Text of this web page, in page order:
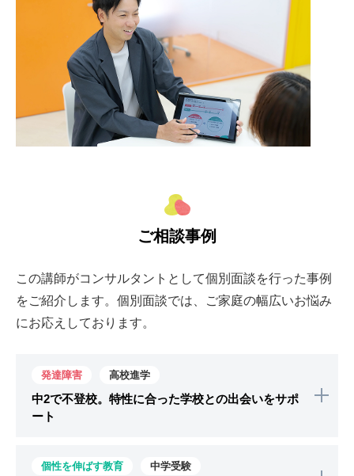
ご相談事例
この講師がコンサルタントとして個別面談を行った事例
をご紹介します。個別面談では、ご家庭の幅広いお悩み
にお応えしております。
発達障害 高校進学
中2で不登校。特性に合った学校との出会いをサポ
ート
お子さまが中学2年生で不登校になり、この先どう
個性を伸ばす教育 中学受験